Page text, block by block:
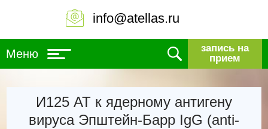
info@atellas.ru
Меню
запись на
прием
И125 АТ к ядерному антигену
вируса Эпштейн-Барр IgG (anti-